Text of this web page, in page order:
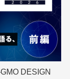
GMOロボッツ
GPUクラウド
iOS
DESIGN